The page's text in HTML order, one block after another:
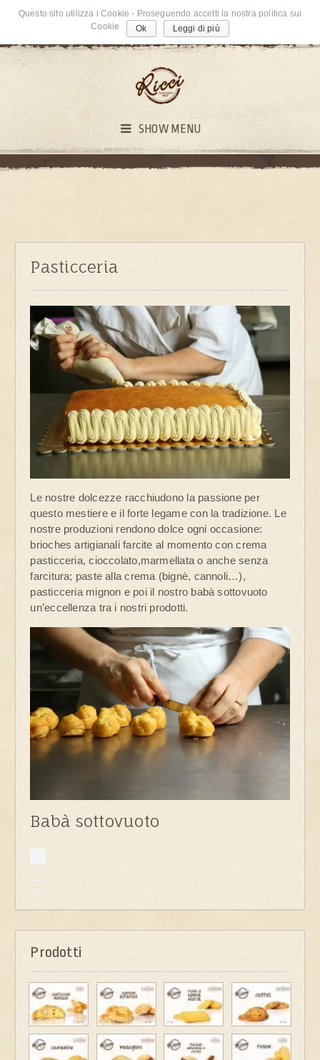
SHOW MENU
Pasticceria
Le nostre dolcezze racchiudono la passione per
questo mestiere e il forte legame con la tradizione. Le
nostre produzioni rendono dolce ogni occasione:
brioches artigianali farcite al momento con crema
pasticceria, cioccolato,marmellata o anche senza
farcitura; paste alla crema (bignè, cannoli…),
pasticceria mignon e poi il nostro babà sottovuoto
un’eccellenza tra i nostri prodotti.
Babà sottovuoto
Prodotti
Questo sito utilizza i Cookie - Proseguendo accetti la nostra politica sui
Cookie
Ok Leggi di più